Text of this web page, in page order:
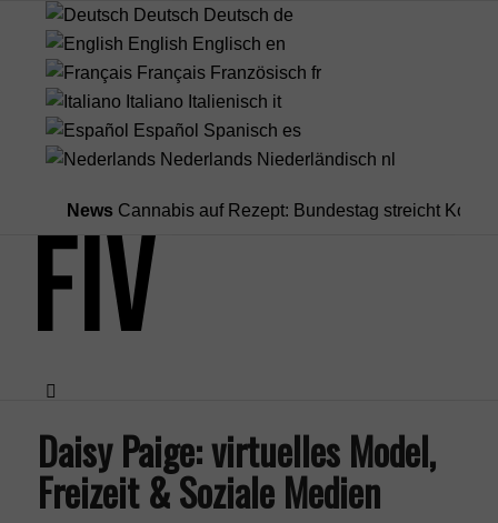
Deutsch Deutsch de
English Englisch en
Français Französisch fr
Italiano Italienisch it
Español Spanisch es
Nederlands Niederländisch nl
News Cannabis auf Rezept: Bundestag streicht
Menü
Daisy Paige: virtuelles Model,
Freizeit & Soziale Medien